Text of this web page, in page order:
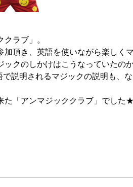
ラブ」。
頂き、英語を使いながら楽しく
ックのしかけはこうなっていたの
説明されるマジックの説明も、
た「アンマジッククラブ」でした★